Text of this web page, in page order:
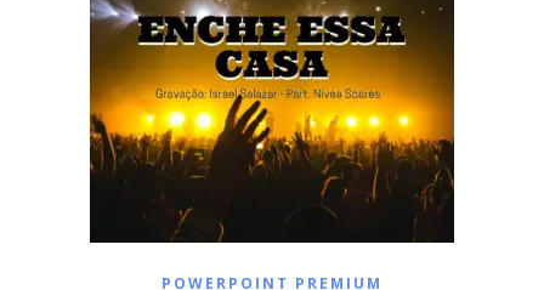
POWERPOINT PREMIUM